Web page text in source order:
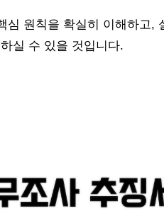
심 원칙을 확실히 이해하고,
실 수 있을 것입니다.